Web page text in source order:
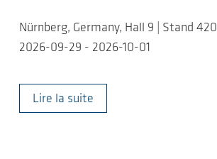
Nürnberg, Germany, Hall 9 | Stand 420
2026-09-29 - 2026-10-01
Lire la suite